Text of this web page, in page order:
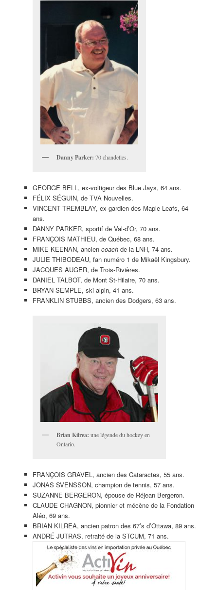
Danny Parker: 70 chandelles.
GEORGE BELL, ex-voltigeur des Blue Jays, 64 ans.
FÉLIX SÉGUIN, de TVA Nouvelles.
VINCENT TREMBLAY, ex-gardien des Maple Leafs, 64
ans.
DANNY PARKER, sportif de Val-d’Or, 70 ans.
FRANÇOIS MATHIEU, de Québec, 68 ans.
MIKE KEENAN, ancien coachde la LNH, 74 ans.
JULIE THIBODEAU, fan numéro 1 de Mikaël Kingsbury.
JACQUES AUGER, de Trois-Rivières.
DANIEL TALBOT, de Mont St-Hilaire, 70 ans.
BRYAN SEMPLE, ski alpin, 41 ans.
FRANKLIN STUBBS, ancien des Dodgers, 63 ans.
Brian Kilrea: une légende du hockey en
Ontario.
FRANÇOIS GRAVEL, ancien des Cataractes, 55 ans.
JONAS SVENSSON, champion de tennis, 57 ans.
SUZANNE BERGERON, épouse de Réjean Bergeron.
CLAUDE CHAGNON, pionnier et mécène de la Fondation
Aléo, 69 ans.
BRIAN KILREA, ancien patron des 67’s d’Ottawa, 89 ans.
ANDRÉ JUTRAS, retraité de la STCUM, 71 ans.